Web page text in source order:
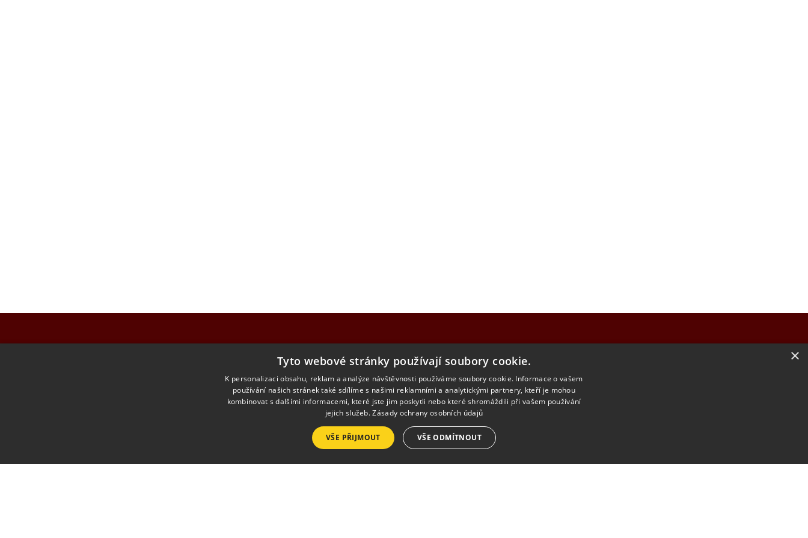
MENU
Úvod
KONTAKTY
ZUŠ Moravské Budějovice
Havlíčkova 933
676 02 Moravské Budějovice
×
Tyto webové stránky používají soubory cookie.
K personalizaci obsahu, reklam a analýze návštěvnosti používáme soubory cookie. Informace o vašem
používání našich stránek také sdílíme s našimi reklamními a analytickými partnery, kteří je mohou
kombinovat s dalšími informacemi, které jste jim poskytli nebo které shromáždili při vašem používání
jejich služeb.Zásady ochrany osobních údajů
VŠE PŘIJMOUT VŠE ODMÍTNOUT